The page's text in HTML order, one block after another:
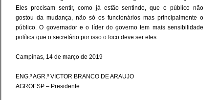
Eles precisam sentir, como já estão sentindo, que o público não
gostou da mudança, não só os funcionários mas principalmente o
público. O governador e o líder do governo tem mais sensibilidade
política que o secretário por isso o foco deve ser eles.
Campinas, 14 de março de 2019
ENG.º AGR.º VICTOR BRANCO DE ARAUJO
AGROESP – Presidente